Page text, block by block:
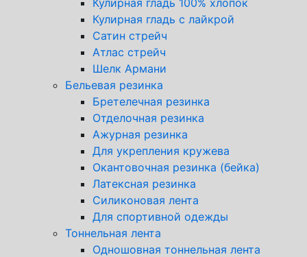
Кулирная гладь с лайкрой
Сатин стрейч
Атлас стрейч
Шелк Армани
Бельевая резинка
Бретелечная резинка
Отделочная резинка
Ажурная резинка
Для укрепления кружева
Окантовочная резинка (бейка)
Латексная резинка
Силиконовая лента
Для спортивной одежды
Тоннельная лента
Одношовная тоннельная лента